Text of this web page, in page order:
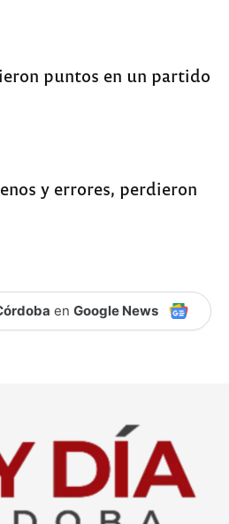
puntos en un partido
y errores, perdieron
en Google News